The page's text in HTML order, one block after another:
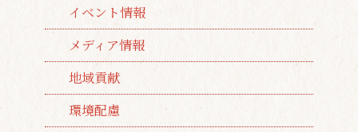
イベント情報
メディア情報
地域貢献
環境配慮